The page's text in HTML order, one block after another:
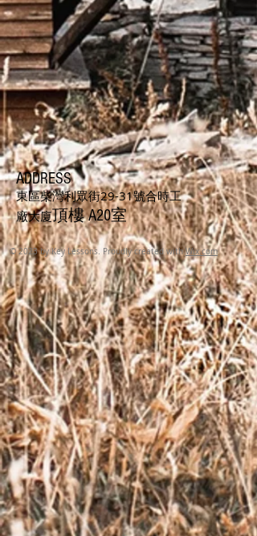
ADDRESS
東區柴灣利眾街29-31號合時工
廠大廈頂樓 A20室
© 2023 by Key Lessons. Proudly created withWix.com